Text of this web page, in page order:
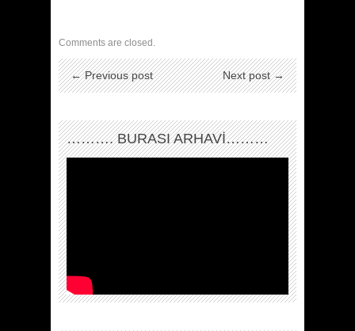
Comments are closed.
← Previous post Next post →
………. BURASI ARHAVİ………